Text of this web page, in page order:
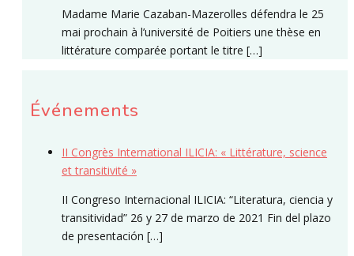
Madame Marie Cazaban-Mazerolles défendra le 25
mai prochain à l’université de Poitiers une thèse en
littérature comparée portant le titre […]
Événements
II Congrès International ILICIA: « Littérature, science
et transitivité »
II Congreso Internacional ILICIA: “Literatura, ciencia y
transitividad” 26 y 27 de marzo de 2021 Fin del plazo
de presentación […]